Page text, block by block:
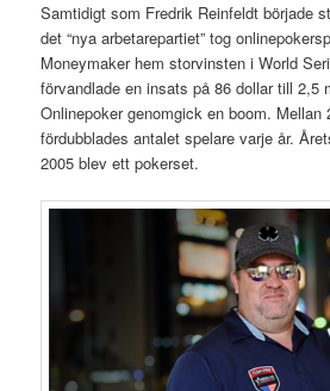
Samtidigt som Fredrik Reinfeldt började
det “nya arbetarepartiet” tog
Moneymaker hem storvinsten i World
förvandlade en insats på 86 dollar till 2,5
Onlinepoker genomgick en boom. Mellan
fördubblades antalet spelare varje år.
2005 blev ett pokerset.